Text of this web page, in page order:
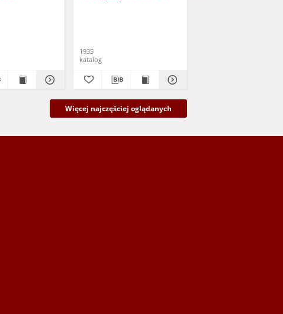
1935
katalog
Więcej najczęściej oglądanych